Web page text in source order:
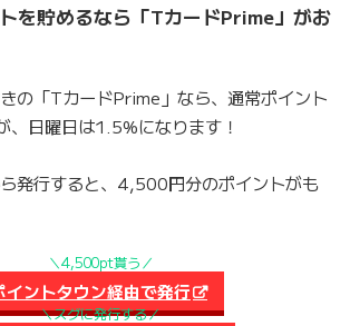
を貯めるなら「TカードPrime」がお
の「TカードPrime」なら、通常ポイント
、日曜日は1.5%になります！
発行すると、4,500円分のポイントがも
＼4,500pt貰う／
イントタウン経由で発行
＼スグに発行する／